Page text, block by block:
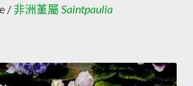
/ 非洲堇屬 Saintpaulia